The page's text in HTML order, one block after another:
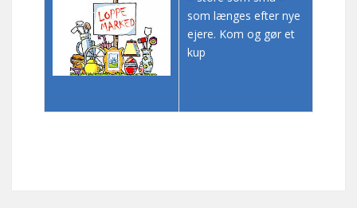
som længes efter nye
ejere. Kom og gør et
kup